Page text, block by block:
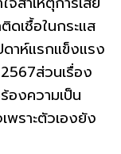
ดเชื้อในกระแส
าห์แรกแข็งแรง
ส่วนเรื่อง
องความเป็น
พราะตัวเองยัง